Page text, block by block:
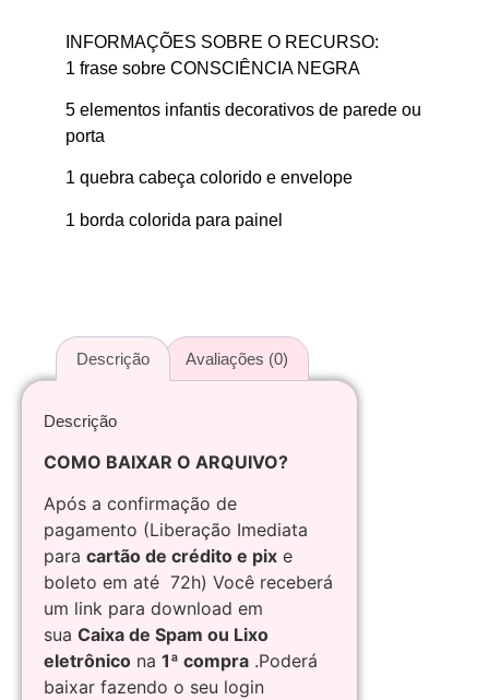
INFORMAÇÕES SOBRE O RECURSO:
1 frase sobre CONSCIÊNCIA NEGRA
5 elementos infantis decorativos de parede ou
porta
1 quebra cabeça colorido e envelope
1 borda colorida para painel
Descrição Avaliações (0)
Descrição
COMO BAIXAR O ARQUIVO?
Após a confirmação de
pagamento (Liberação Imediata
para cartão de crédito e pix e
boleto em até 72h) Você receberá
um link para download em
sua Caixa de Spam ou Lixo
eletrônico na 1ª compra .Poderá
baixar fazendo o seu login